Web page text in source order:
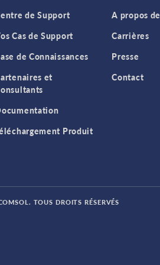
de Support
Cas de Support
de Connaissances
et
Produit
A propos
Carrières
Presse
Contact
TOUS DROITS RÉSERVÉS